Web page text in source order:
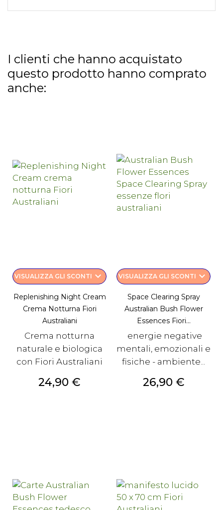
I clienti che hanno acquistato
questo prodotto hanno comprato
anche:
VISUALIZZA GLI SCONTI keyboard_arrow_down
Replenishing Night Cream
Crema Notturna Fiori
Australiani
Crema notturna
naturale e biologica
con Fiori Australiani
Prezzo
24,90 €
VISUALIZZA GLI SCONTI keyboard_arrow_down
Space Clearing Spray
Australian Bush Flower
Essences Fiori...
energie negative
mentali, emozionali e
fisiche - ambiente...
Prezzo
26,90 €